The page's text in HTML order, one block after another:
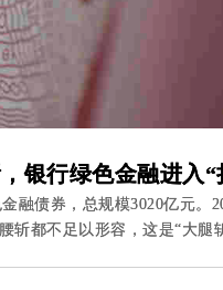
银行绿色金融进入
券，总规模3020亿元。2026年
斩都不足以形容，这是“大腿